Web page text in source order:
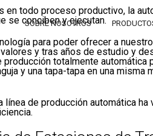
SOBRE NOSOTROS
todo proceso productivo, la
se conciben y ejecutan.
para poder ofrecer a
y tras años de estudio y
totalmente
y una tapa-tapa en una
de producción automática